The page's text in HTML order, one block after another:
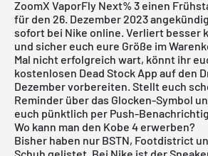
ZoomX VaporFly Next% 3 einen
für den 26. Dezember 2023
sofort bei Nike online. Verliert besser
und sicher euch eure Größe im
Mal nicht erfolgreich wart, könnt ihr
kostenlosen Dead Stock App auf den
Dezember vorbereiten. Stellt euch
Reminder über das Glocken-Symbol
euch pünktlich per Push-
Wo kann man den Kobe 4 erwerben?
Bisher haben nur BSTN, Footdistrict